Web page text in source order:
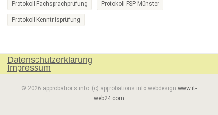
Protokoll Fachsprachprüfung Protokoll FSP Münster
Protokoll Kenntnisprüfung
Datenschutzerklärung
Impressum
© 2026 approbations.info. (c) approbations.info webdesign www.it-
web24.com